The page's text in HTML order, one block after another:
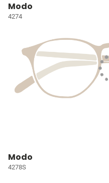
Modo
4274
Modo
4278S